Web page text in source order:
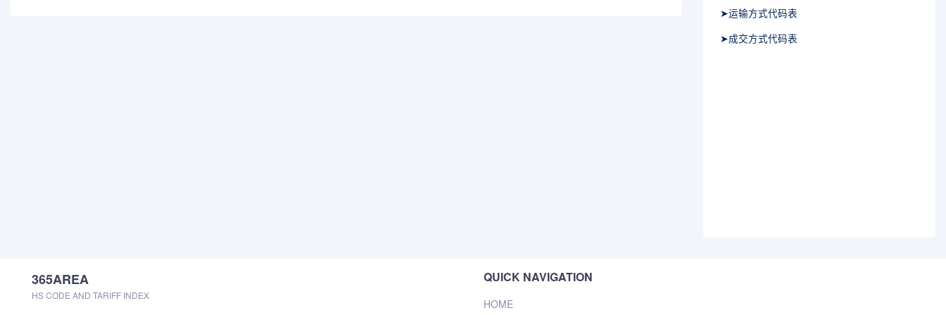
➤运输方式代码表
➤成交方式代码表
365AREA
HS CODE AND TARIFF INDEX
QUICK NAVIGATION
HOME